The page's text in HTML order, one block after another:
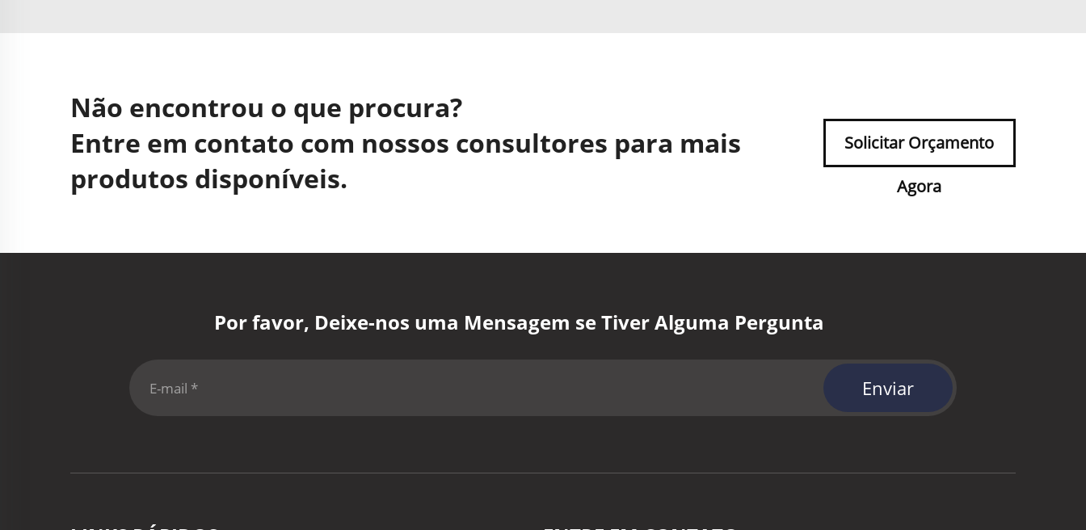
Não encontrou o que procura?
Entre em contato com nossos consultores para mais
produtos disponíveis.
Solicitar Orçamento
Agora
Por favor, Deixe-nos uma Mensagem se Tiver Alguma Pergunta
Enviar